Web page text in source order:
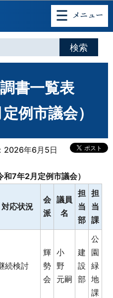
本文へ移動
書一覧表
例市議会）
2026年6月5日
7年2月定例市議会）
対応状況
会
派
議員
名
担
当
部
担
当
課
続検討
輝
勢
会
小
野
元嗣
建
設
部
公
園
緑
地
課